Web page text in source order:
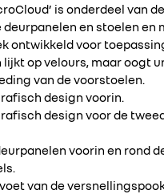
is onderdeel van
en stoelen
ontwikkeld voor
op velours, maar oogt
van de voorstoelen.
design voorin.
design voor de
voorin en rond
van de